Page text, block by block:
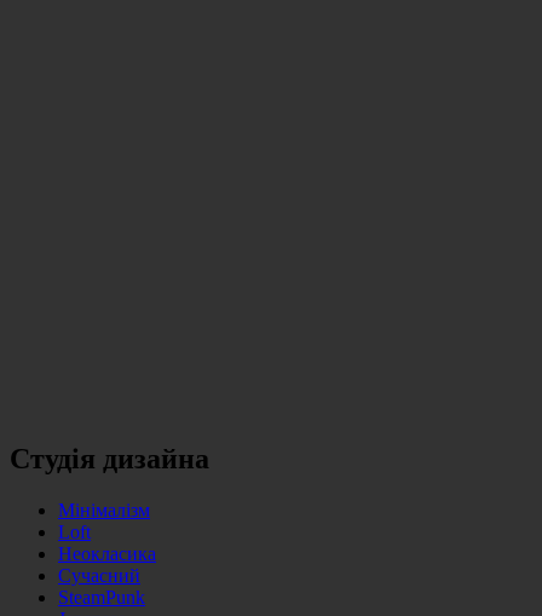
Студія дизайна
Мінімалізм
Loft
Неокласика
Сучасний
SteamPunk